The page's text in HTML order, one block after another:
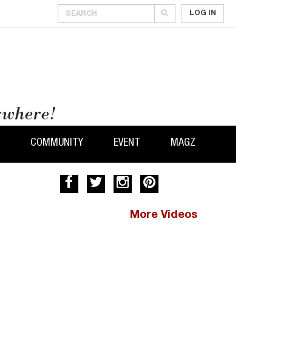
LOG IN
COMMUNITY EVENT MAGZ
More Videos